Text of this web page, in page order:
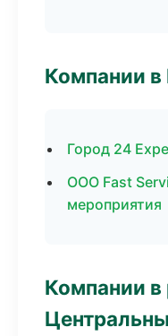
Компании
Город 24
ООО Fast
мероприятия
Компании в